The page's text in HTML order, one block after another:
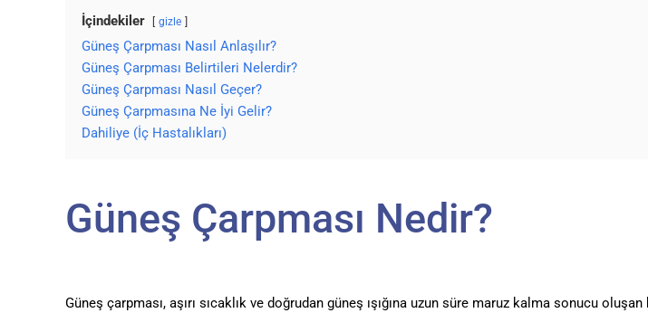
İçindekiler gizle
Güneş Çarpması Nasıl Anlaşılır?
Güneş Çarpması Belirtileri Nelerdir?
Güneş Çarpması Nasıl Geçer?
Güneş Çarpmasına Ne İyi Gelir?
Dahiliye (İç Hastalıkları)
Güneş Çarpması Nedir?
Güneş çarpması, aşırı sıcaklık ve doğrudan güneş ışığına uzun süre maruz kalma sonucu